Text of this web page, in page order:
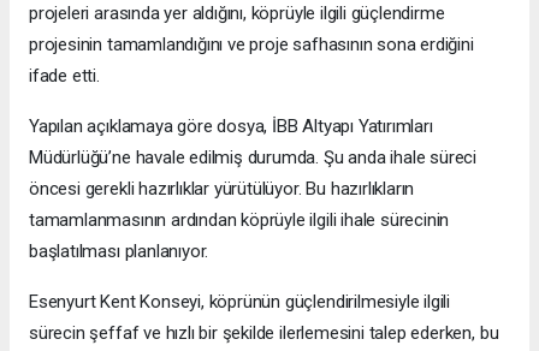
projeleri arasında yer aldığını, köprüyle ilgili güçlendirme
projesinin tamamlandığını ve proje safhasının sona erdiğini
ifade etti.
Yapılan açıklamaya göre dosya, İBB Altyapı Yatırımları
Müdürlüğü’ne havale edilmiş durumda. Şu anda ihale süreci
öncesi gerekli hazırlıklar yürütülüyor. Bu hazırlıkların
tamamlanmasının ardından köprüyle ilgili ihale sürecinin
başlatılması planlanıyor.
Esenyurt Kent Konseyi, köprünün güçlendirilmesiyle ilgili
sürecin şeffaf ve hızlı bir şekilde ilerlemesini talep ederken, bu